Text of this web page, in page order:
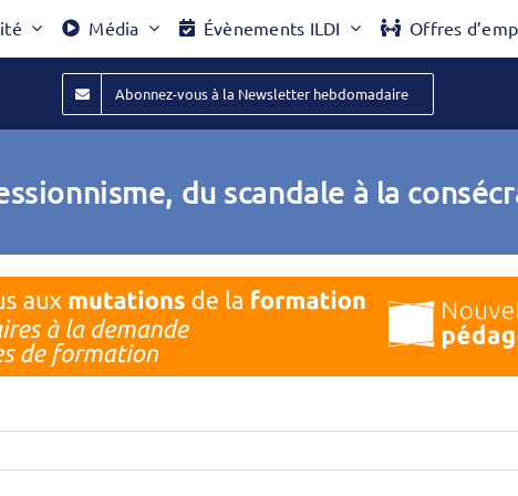
Média Évènements ILDI Offres
Abonnez-vous à la Newsletter hebdomadaire
du scandale à la